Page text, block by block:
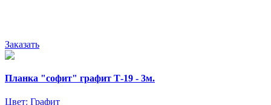
Заказать
Планка "софит" графит Т-19 - 3м.
Цвет: Графит